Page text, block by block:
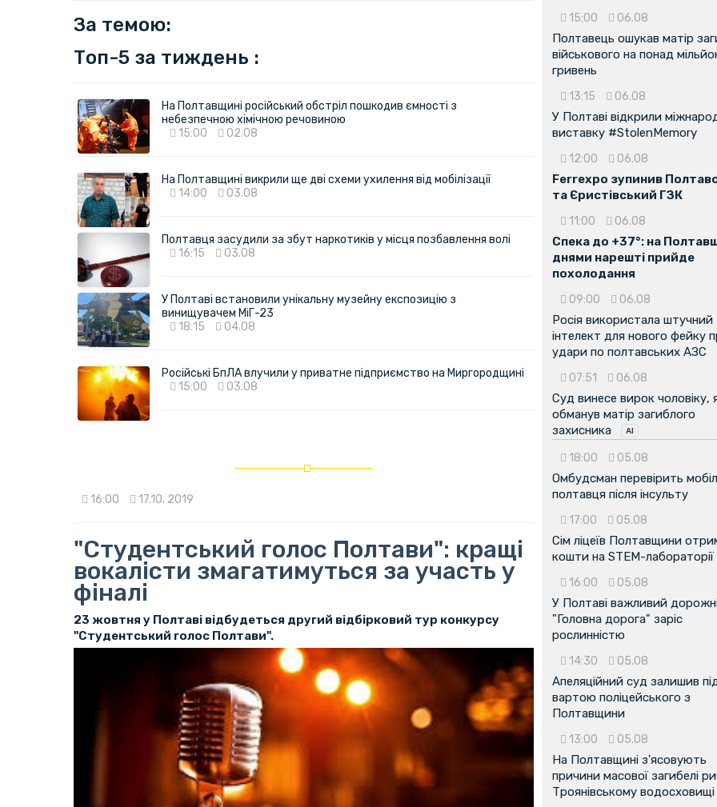
За темою:
Топ-5 за тиждень :
На Полтавщині російський обстріл пошкодив ємності з
небезпечною хімічною речовиною
15:00
02.08
На Полтавщині викрили ще дві схеми ухилення від мобілізації
14:00
03.08
Полтавця засудили за збут наркотиків у місця позбавлення волі
16:15
03.08
У Полтаві встановили унікальну музейну експозицію з
винищувачем МіГ-23
18:15
04.08
Російські БпЛА влучили у приватне підприємство на Миргородщині
15:00
03.08
16:00 17.10. 2019
"Студентський голос Полтави": кращі
вокалісти змагатимуться за участь у
фіналі
23 жовтня у Полтаві відбудеться другий відбірковий тур конкурсу
"Студентський голос Полтави".
15:00 06.08
Полтавець ошукав матір
військового на понад
гривень
13:15 06.08
У Полтаві відкрили
виставку #StolenMemory
12:00 06.08
Ferrexpo зупинив
та Єристівський ГЗК
11:00 06.08
Спека до +37°: на
днями нарешті прийде
похолодання
09:00 06.08
Росія використала штучний
інтелект для нового фейку
удари по полтавських АЗС
07:51 06.08
Суд винесе вирок чоловіку,
обманув матір загиблого
захисника
18:00 05.08
Омбудсман перевірить
полтавця після інсульту
17:00 05.08
Сім ліцеїв Полтавщини
кошти на STEM-лабораторії
16:00 05.08
У Полтаві важливий
"Головна дорога" заріс
рослинністю
14:30 05.08
Апеляційний суд залишив
вартою поліцейського з
Полтавщини
13:00 05.08
На Полтавщині з'ясовують
причини масової загибелі
Троянівському водосховищі